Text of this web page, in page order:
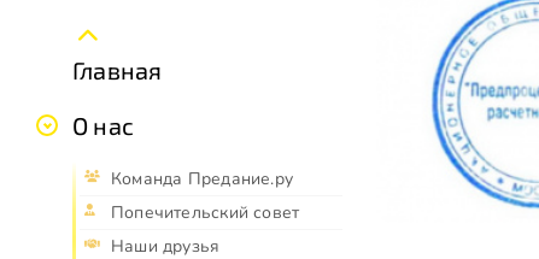
Главная
О нас
Команда Предание.ру
Попечительский совет
Наши друзья